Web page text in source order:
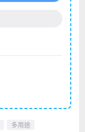
多用途